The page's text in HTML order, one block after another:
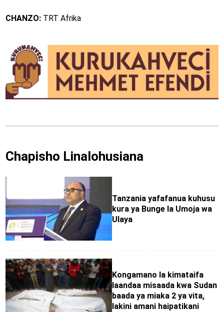
CHANZO:TRT Afrika
Chapisho Linalohusiana
Tanzania yafafanua kuhusu
kura ya Bunge la Umoja wa
Ulaya
Kongamano la kimataifa
laandaa misaada kwa Sudan
baada ya miaka 2 ya vita,
lakini amani haipatikani